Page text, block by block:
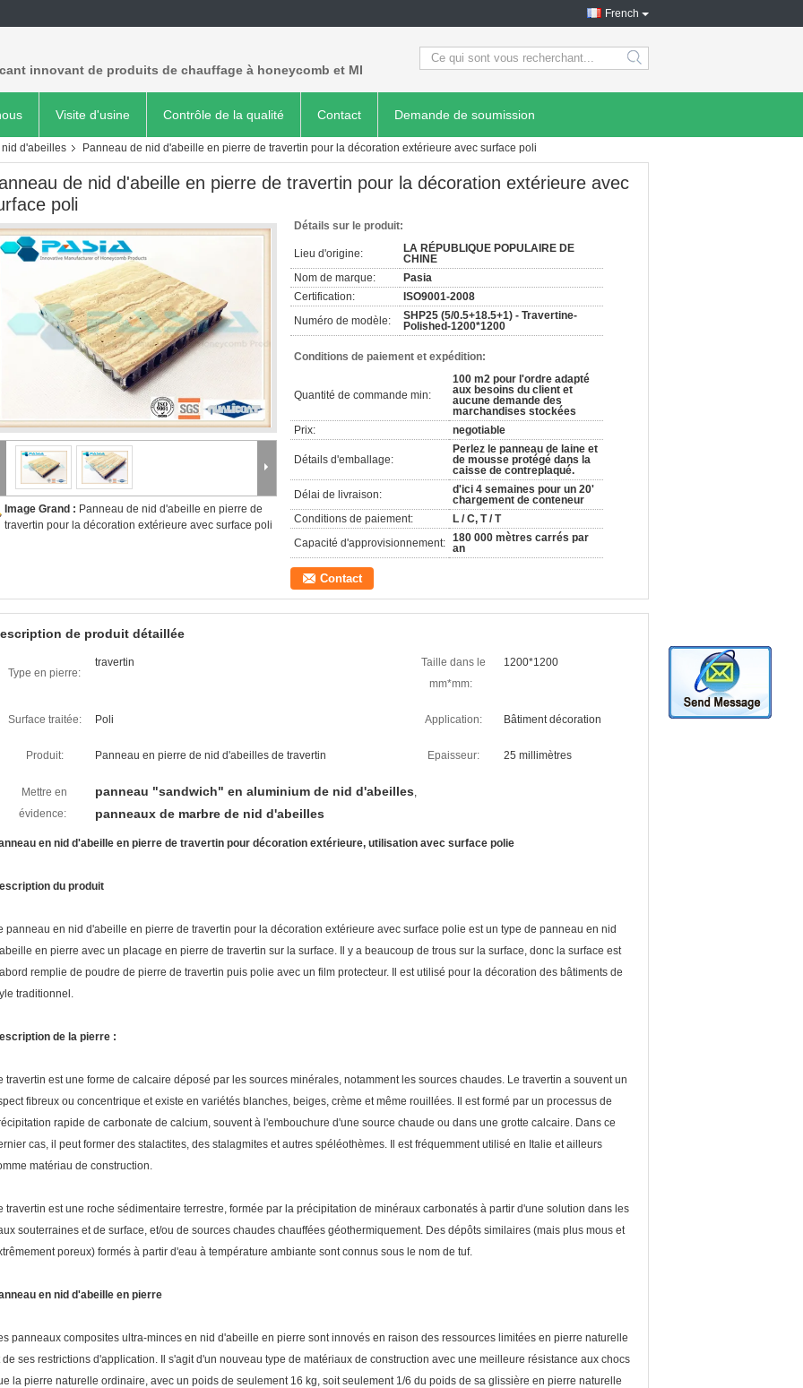
French
innovant de produits de chauffage à honeycomb et MI search
Visite d'usine Contrôle de la qualité Contact Demande de soumission
d'abeilles Panneau de nid d'abeille en pierre de travertin pour la décoration extérieure avec surface poli
de nid d'abeille en pierre de travertin pour la décoration extérieure avec
poli
Image Grand : Panneau de nid d'abeille en pierre de
travertin pour la décoration extérieure avec surface poli
Détails sur le produit:
Lieu d'origine:
LA RÉPUBLIQUE POPULAIRE DE
CHINE
Nom de marque:
Pasia
Certification:
ISO9001-2008
Numéro de modèle:
SHP25 (5/0.5+18.5+1) - Travertine-
Polished-1200*1200
Conditions de paiement et expédition:
Quantité de commande min:
100 m2 pour l'ordre adapté
aux besoins du client et
aucune demande des
marchandises stockées
Prix:
negotiable
Détails d'emballage:
Perlez le panneau de laine et
de mousse protégé dans la
caisse de contreplaqué.
Délai de livraison:
d'ici 4 semaines pour un 20'
chargement de conteneur
Conditions de paiement:
L / C, T / T
Capacité d'approvisionnement: 180 000 mètres carrés par
an
Contact
de produit détaillée
Type en pierre:
travertin
Taille dans le
mm*mm:
1200*1200
Surface traitée: Poli Application: Bâtiment décoration
Produit: Panneau en pierre de nid d'abeilles de travertin Epaisseur: 25 millimètres
Mettre en
évidence:
panneau "sandwich" en aluminium de nid d'abeilles,
panneaux de marbre de nid d'abeilles
en nid d'abeille en pierre de travertin pour décoration extérieure, utilisation avec surface polie
du produit
panneau en nid d'abeille en pierre de travertin pour la décoration extérieure avec surface polie est un type de panneau en nid
en pierre avec un placage en pierre de travertin sur la surface. Il y a beaucoup de trous sur la surface, donc la surface est
remplie de poudre de pierre de travertin puis polie avec un film protecteur. Il est utilisé pour la décoration des bâtiments de
traditionnel.
de la pierre :
travertin est une forme de calcaire déposé par les sources minérales, notamment les sources chaudes. Le travertin a souvent un
fibreux ou concentrique et existe en variétés blanches, beiges, crème et même rouillées. Il est formé par un processus de
rapide de carbonate de calcium, souvent à l'embouchure d'une source chaude ou dans une grotte calcaire. Dans ce
cas, il peut former des stalactites, des stalagmites et autres spéléothèmes. Il est fréquemment utilisé en Italie et ailleurs
matériau de construction.
travertin est une roche sédimentaire terrestre, formée par la précipitation de minéraux carbonatés à partir d'une solution dans les
souterraines et de surface, et/ou de sources chaudes chauffées géothermiquement. Des dépôts similaires (mais plus mous et
poreux) formés à partir d'eau à température ambiante sont connus sous le nom de tuf.
en nid d'abeille en pierre
panneaux composites ultra-minces en nid d'abeille en pierre sont innovés en raison des ressources limitées en pierre naturelle
de ses restrictions d'application. Il s'agit d'un nouveau type de matériaux de construction avec une meilleure résistance aux chocs
la pierre naturelle ordinaire, avec un poids de seulement 16 kg, soit seulement 1/6 du poids de sa glissière en pierre naturelle